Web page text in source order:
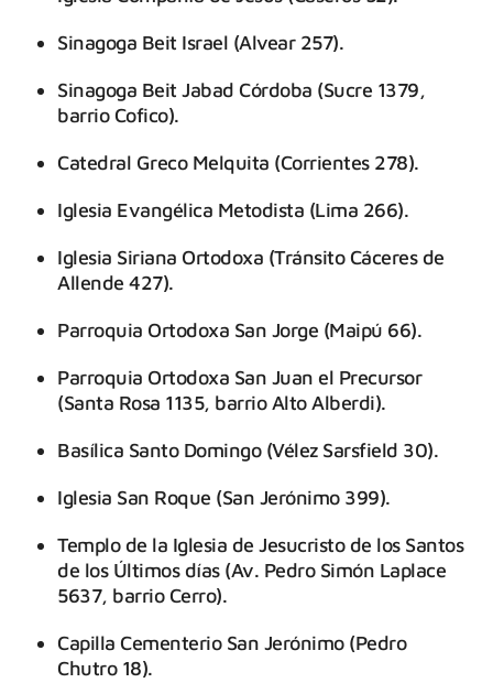
Sinagoga Beit Israel (Alvear 257).
Sinagoga Beit Jabad Córdoba (Sucre 1379,
barrio Cofico).
Catedral Greco Melquita (Corrientes 278).
Iglesia Evangélica Metodista (Lima 266).
Iglesia Siriana Ortodoxa (Tránsito Cáceres de
Allende 427).
Parroquia Ortodoxa San Jorge (Maipú 66).
Parroquia Ortodoxa San Juan el Precursor
(Santa Rosa 1135, barrio Alto Alberdi).
Basílica Santo Domingo (Vélez Sarsfield 30).
Iglesia San Roque (San Jerónimo 399).
Templo de la Iglesia de Jesucristo de los Santos
de los Últimos días (Av. Pedro Simón Laplace
5637, barrio Cerro).
Capilla Cementerio San Jerónimo (Pedro
Chutro 18).